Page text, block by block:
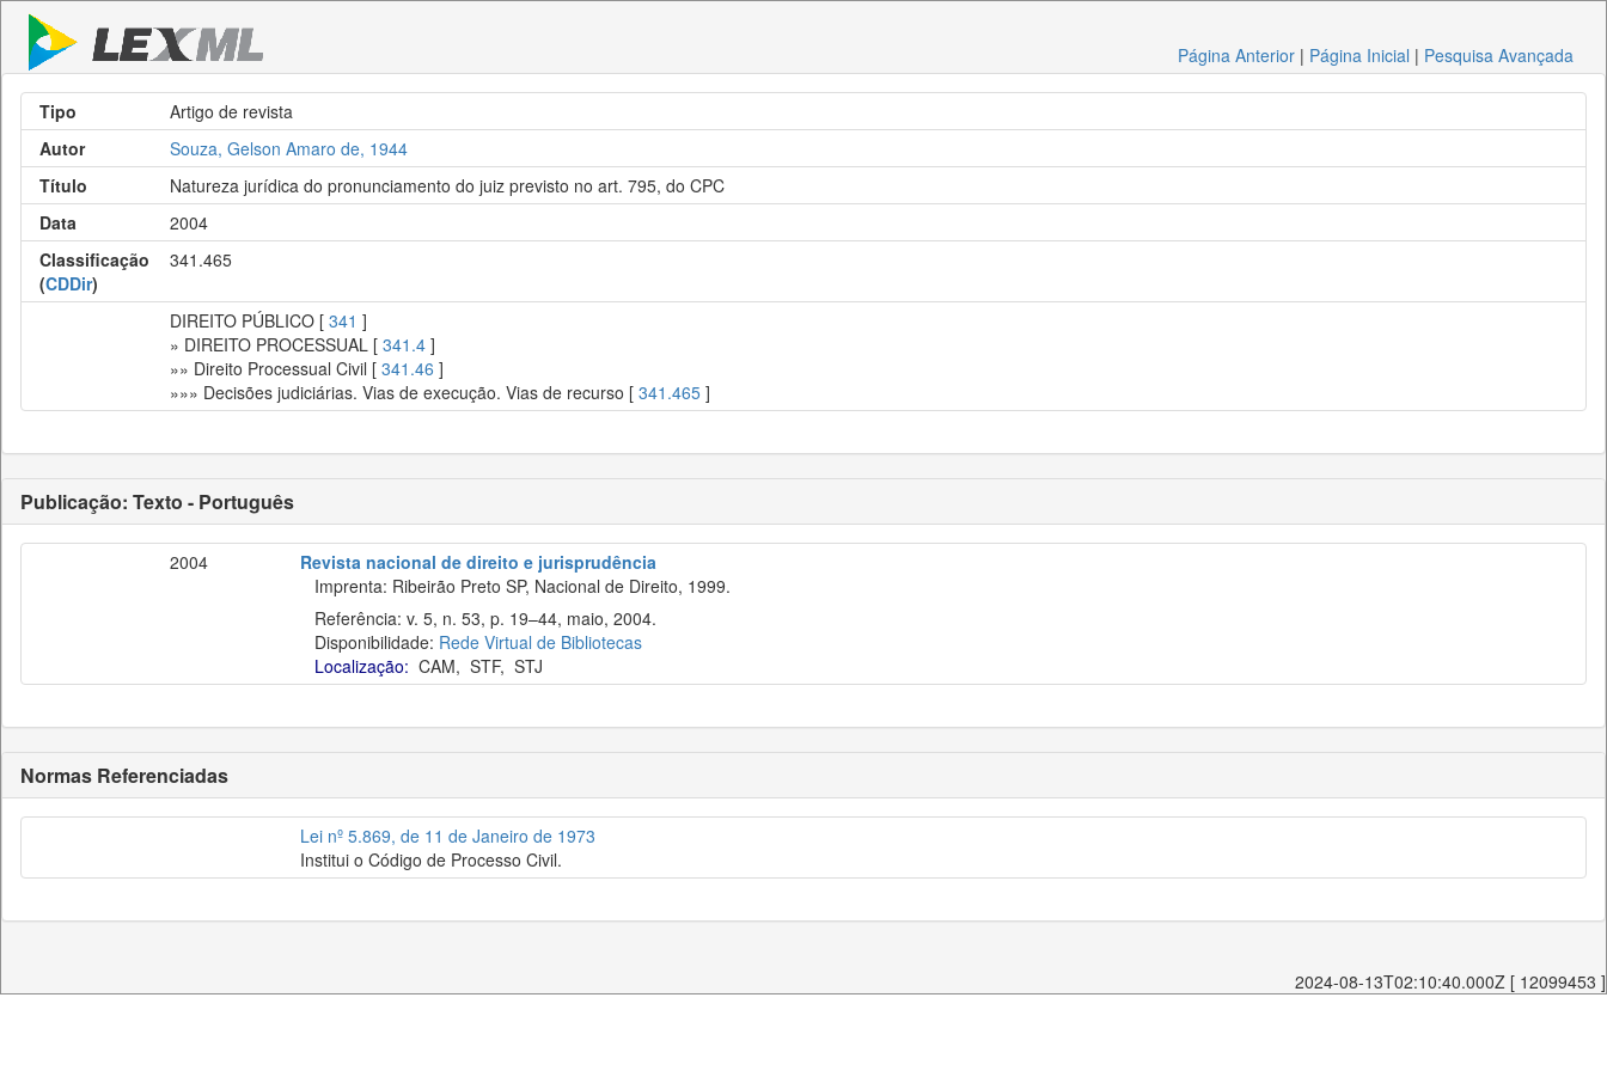
Página Anterior | Página Inicial | Pesquisa Avançada
Tipo
Artigo de revista
Autor
Souza, Gelson Amaro de, 1944
Título
Natureza jurídica do pronunciamento do juiz previsto no art. 795, do CPC
Data
2004
Classificação
(CDDir)
341.465
DIREITO PÚBLICO [ 341 ]
» DIREITO PROCESSUAL [ 341.4 ]
»» Direito Processual Civil [ 341.46 ]
»»» Decisões judiciárias. Vias de execução. Vias de recurso [ 341.465 ]
Publicação: Texto - Português
2004
Revista nacional de direito e jurisprudência
Imprenta: Ribeirão Preto SP, Nacional de Direito, 1999.
Referência: v. 5, n. 53, p. 19–44, maio, 2004.
Disponibilidade: Rede Virtual de Bibliotecas
Localização: CAM, STF, STJ
Normas Referenciadas
Lei nº 5.869, de 11 de Janeiro de 1973
Institui o Código de Processo Civil.
2024-08-13T02:10:40.000Z [ 12099453 ]